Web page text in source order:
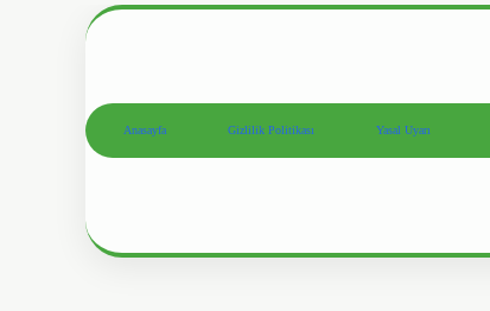
Anasayfa Gizlilik Politikası Yasal Uyarı